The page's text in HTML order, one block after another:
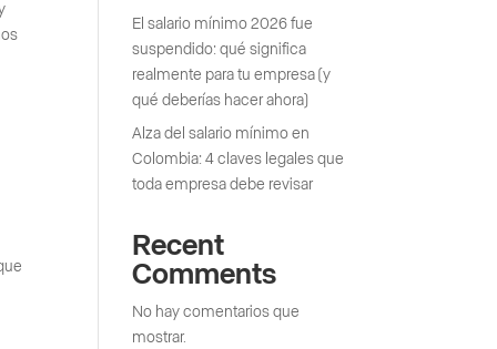
El salario mínimo 2026 fue
suspendido: qué significa
realmente para tu empresa (y
qué deberías hacer ahora)
Alza del salario mínimo en
Colombia: 4 claves legales que
toda empresa debe revisar
Recent
Comments
No hay comentarios que
mostrar.